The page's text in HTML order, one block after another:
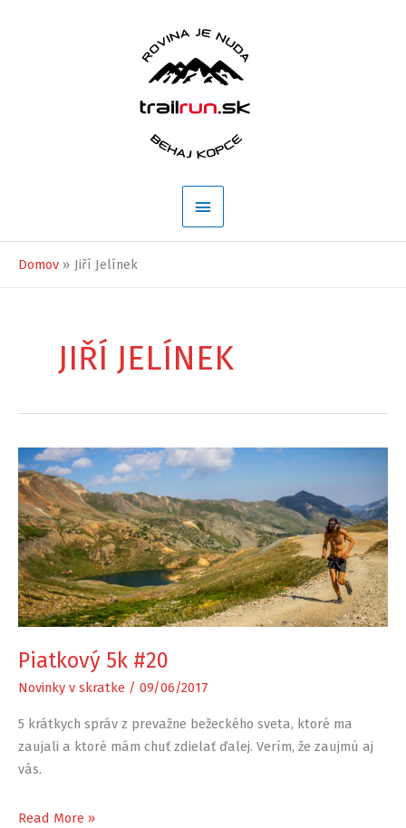
Hlavné
Menu
Domov Jiří Jelínek
JIŘÍ JELÍNEK
Piatkový 5k #20
Novinky v skratke / 09/06/2017
5 krátkych správ z prevažne bežeckého sveta, ktoré ma
zaujali a ktoré mám chuť zdielať ďalej. Verím, že zaujmú aj
vás.
Piatkový
Read More »